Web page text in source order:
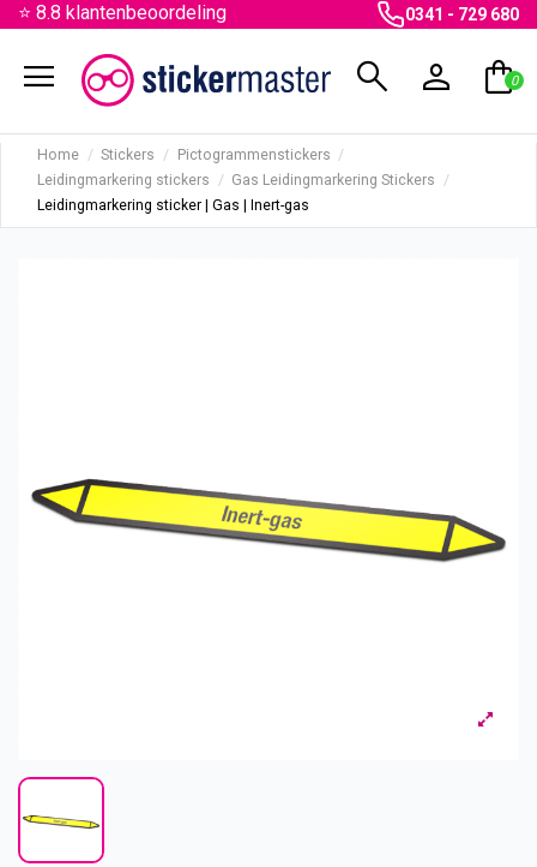
⭐ 8.8 klantenbeoordeling 0341 - 729 680
menu search person shopping_bag
0
Home Stickers
Pictogrammenstickers
Leidingmarkering stickers
Gas Leidingmarkering Stickers
Leidingmarkering sticker | Gas | Inert-gas